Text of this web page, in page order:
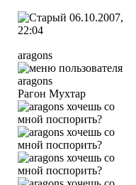
06.10.2007,
22:04
aragons
Рагон Мухтар